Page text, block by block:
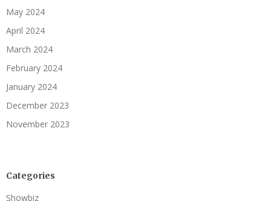
May 2024
April 2024
March 2024
February 2024
January 2024
December 2023
November 2023
Categories
Showbiz